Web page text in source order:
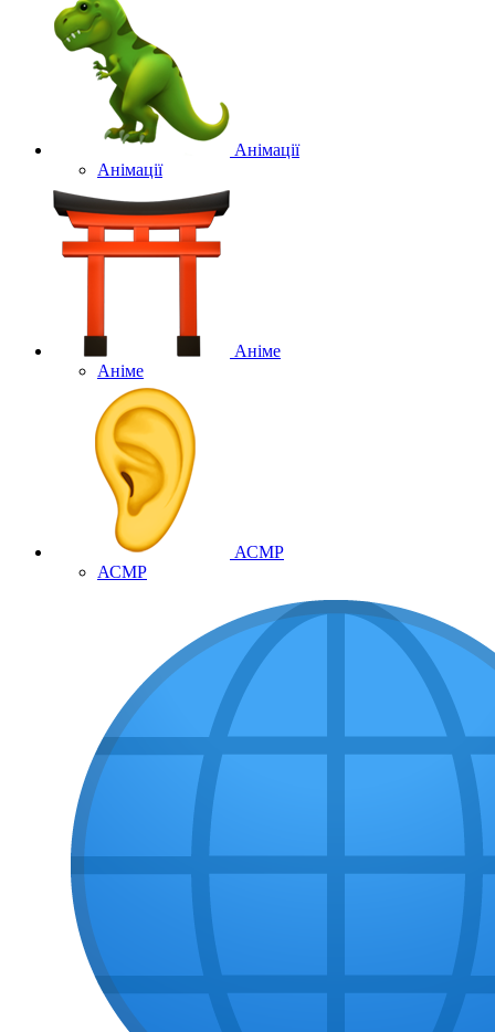
Анімації
Анімації
Аніме
Аніме
АСМР
АСМР